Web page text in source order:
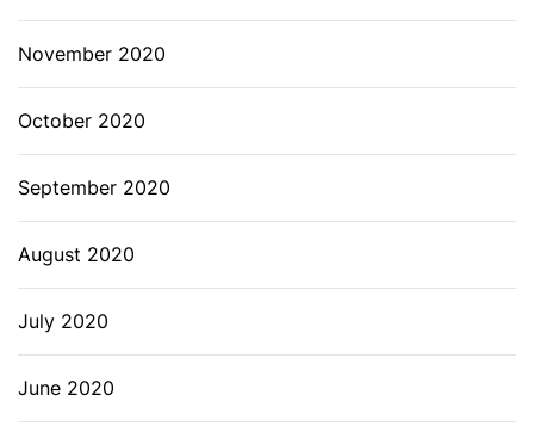
November 2020
October 2020
September 2020
August 2020
July 2020
June 2020